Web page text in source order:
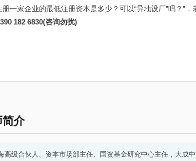
一家企业的最低注册资本是多少？可以“异地设厂”吗？”，
182 6830(咨询勿扰)
介
高级合伙人、资本市场部主任、国资基金研究中心主任，大成